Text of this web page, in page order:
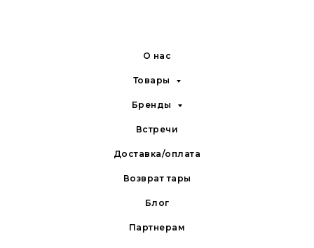
О нас
Товары
Бренды
Встречи
Доставка/оплата
Возврат тары
Блог
Партнерам